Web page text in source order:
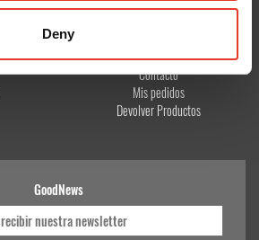
Deny
Contacto
Mis pedidos
Devolver Productos
GoodNews